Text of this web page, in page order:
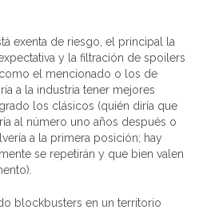
exenta de riesgo, el principal la
y la filtración de spoilers
el mencionado o los de
a la industria tener mejores
los clásicos (quién diría que
al número uno años después o
a la primera posición; hay
se repetirán y que bien valen
blockbusters en un territorio